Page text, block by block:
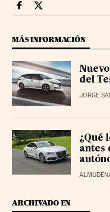
Smartlife Cinco Días
Smartlife Cinco
MÁS INFORMACIÓN
del
JORGE
¿Qué
antes
ARCHIVADO EN